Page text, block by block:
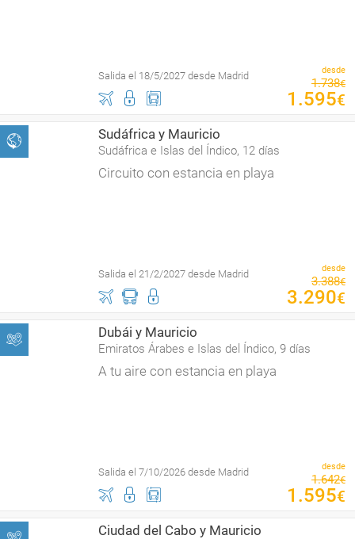
Salida el 18/5/2027 desde Madrid desde
1.738€
1 .595€
Sudáfrica y Mauricio
Sudáfrica e Islas del Índico, 12 días
Circuito con estancia en playa
Salida el 21/2/2027 desde Madrid desde
3.388€
3.290€
Dubái y Mauricio
Emiratos Árabes e Islas del Índico, 9 días
A tu aire con estancia en playa
Salida el 7/10/2026 desde Madrid desde
1.642€
1 .595€
Ciudad del Cabo y Mauricio